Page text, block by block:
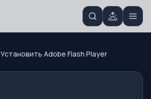
Установить Adobe Flash Player